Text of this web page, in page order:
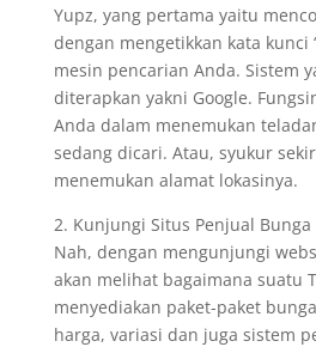
Yupz, yang pertama yaitu
dengan mengetikkan kata kunci
mesin pencarian Anda. Sistem
diterapkan yakni Google.
Anda dalam menemukan
sedang dicari. Atau, syukur
menemukan alamat lokasinya.
2. Kunjungi Situs Penjual Bunga
Nah, dengan mengunjungi
akan melihat bagaimana suatu
menyediakan paket-paket
harga, variasi dan juga sistem